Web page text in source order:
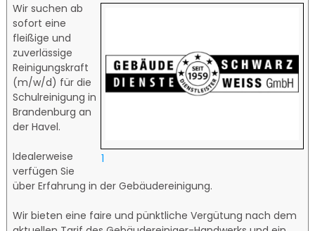
1
Wir suchen ab
sofort eine
fleißige und
zuverlässige
Reinigungskraft
(m/w/d) für die
Schulreinigung in
Brandenburg an
der Havel.
Idealerweise
verfügen Sie
über Erfahrung in der Gebäudereinigung.
Wir bieten eine faire und pünktliche Vergütung nach dem